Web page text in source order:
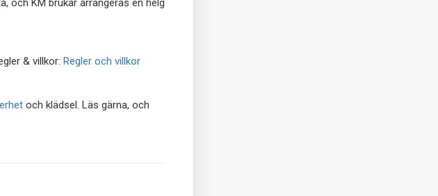
och KM brukar arrangeras en helg
& villkor: Regler och villkor
och klädsel. Läs gärna, och